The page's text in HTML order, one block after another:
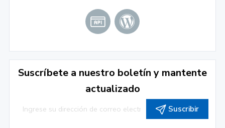
Suscríbete a nuestro boletín y mantente
actualizado
Suscribir